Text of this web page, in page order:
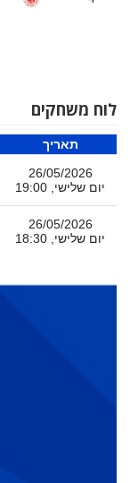
לוח משחקים
תאריך
26/05/2026
יום שלישי, 19:00
26/05/2026
יום שלישי, 18:30